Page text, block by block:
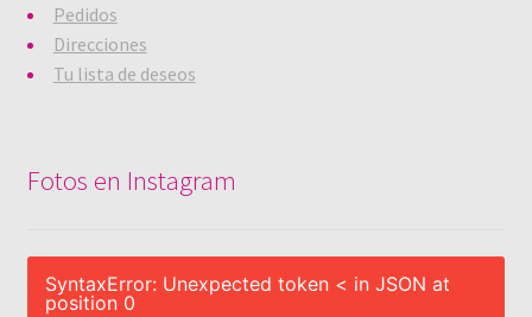
Pedidos
Direcciones
Tu lista de deseos
Fotos en Instagram
SyntaxError: Unexpected token < in JSON at
position 0